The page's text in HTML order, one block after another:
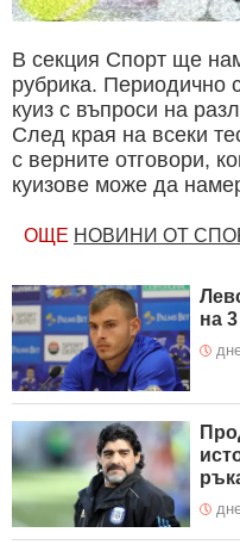
В секция Спорт ще
рубрика. Периодично
куиз с въпроси на
След края на всеки
с верните отговори,
куизове може да
ОЩЕ НОВИНИ ОТ
на